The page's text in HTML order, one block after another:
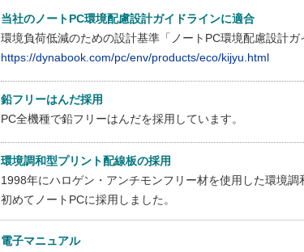
当社のノートPC環境配慮設計ガイドラインに適合
環境負荷低減のための設計基準「ノートPC環境配慮設計ガ
https://dynabook.com/pc/env/products/eco/kijyu.html
鉛フリーはんだ採用
PC全機種で鉛フリーはんだを採用しています。
環境調和型プリント配線板の採用
1998年にハロゲン・アンチモンフリー材を使用した環境
初めてノートPCに採用しました。
電子マニュアル